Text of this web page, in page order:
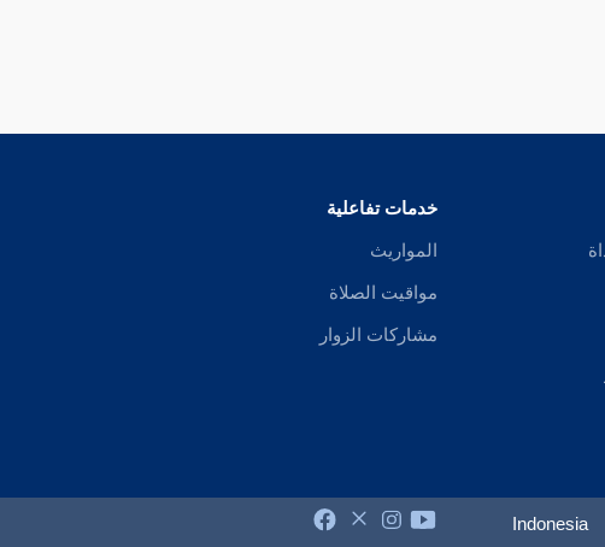
خدمات تفاعلية
المواريث
مواقيت الصلاة
مشاركات الزوار
Indonesia